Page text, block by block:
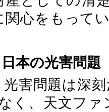
関心をもって
本の光害問題
光害問題は深
く、天文フ